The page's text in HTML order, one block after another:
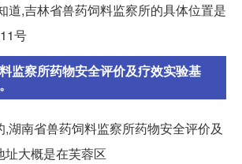
道,吉林省兽药饲料监察所的具体位置是
号
监察所药物安全评价及疗效实验基
湖南省兽药饲料监察所药物安全评价及
大概是在芙蓉区